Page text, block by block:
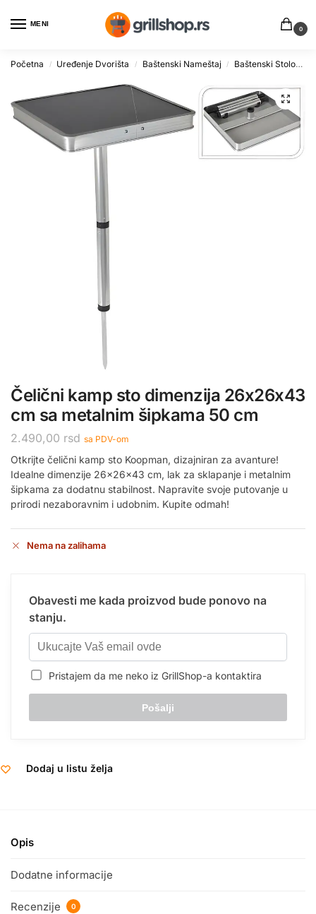
MENI
0
Početna / Uređenje Dvorišta / Baštenski Nameštaj / Baštenski Stolovi
Čelični kamp sto dimenzija 26x26x43
cm sa metalnim šipkama 50 cm
2.490,00 rsd sa PDV-om
Otkrijte čelični kamp sto Koopman, dizajniran za avanture!
Idealne dimenzije 26x26x43 cm, lak za sklapanje i metalnim
šipkama za dodatnu stabilnost. Napravite svoje putovanje u
prirodi nezaboravnim i udobnim. Kupite odmah!
Nema na zalihama
Obavesti me kada proizvod bude ponovo na
stanju.
Pristajem da me neko iz GrillShop-a kontaktira
Dodaj u listu želja
Opis
Dodatne informacije
Recenzije 0